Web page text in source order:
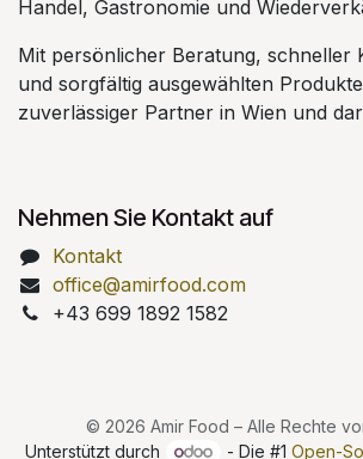
Handel, Gastronomie und
Mit persönlicher Beratung, schneller
und sorgfältig ausgewählten
zuverlässiger Partner in Wien und
Nehmen Sie Kontakt auf
Kontakt
office@amirfood.com
+43 699 1892 1582
© 2026 Amir Food – Alle Rechte
Unterstützt durch
- Die #1Open-